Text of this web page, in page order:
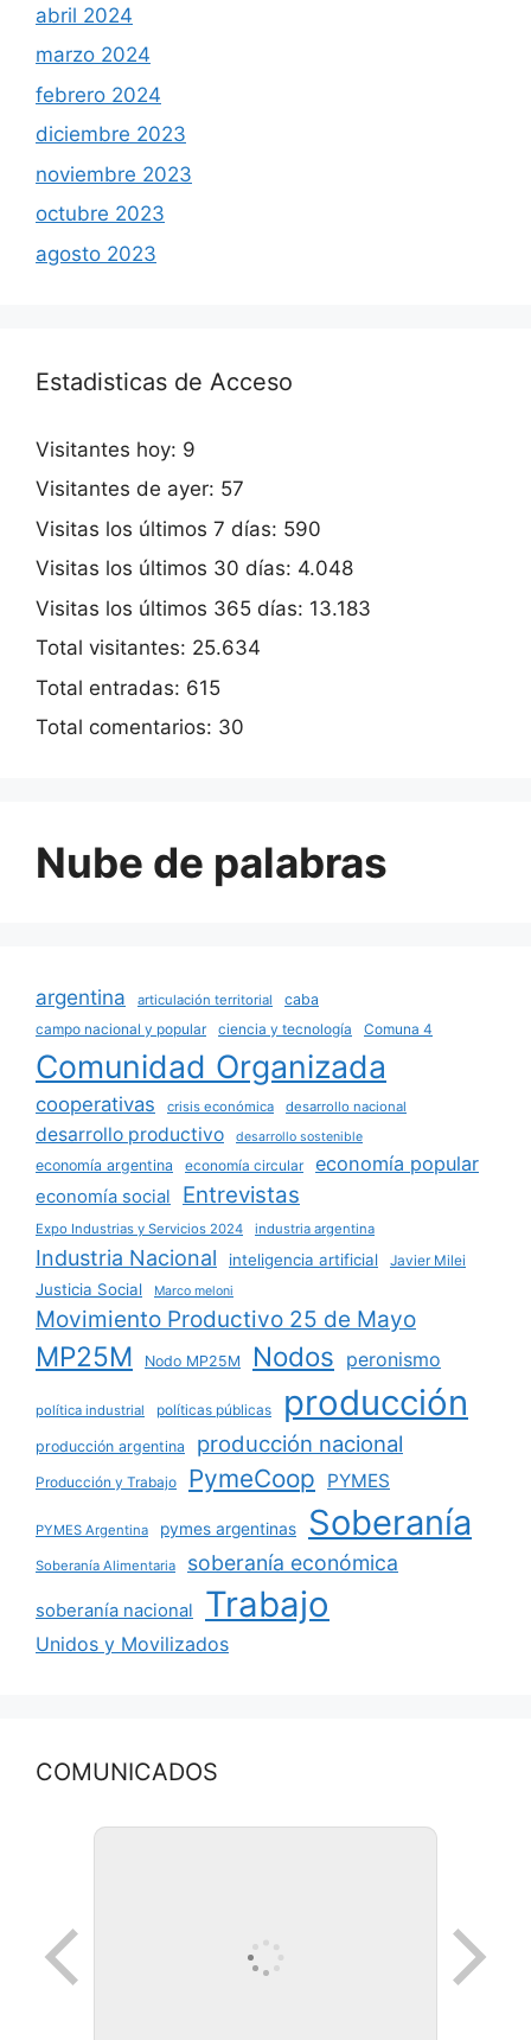
abril 2024
marzo 2024
febrero 2024
diciembre 2023
noviembre 2023
octubre 2023
agosto 2023
Estadisticas de Acceso
Visitantes hoy: 9
Visitantes de ayer: 57
Visitas los últimos 7 días: 590
Visitas los últimos 30 días: 4.048
Visitas los últimos 365 días: 13.183
Total visitantes: 25.634
Total entradas: 615
Total comentarios: 30
Nube de palabras
argentina articulación territorial
caba
campo nacional y popular
ciencia y tecnología Comuna 4
Comunidad Organizada
cooperativas crisis económica desarrollo nacional
desarrollo productivo desarrollo sostenible
economía argentina economía circular economía popular
economía social Entrevistas
Expo Industrias y Servicios 2024 industria argentina
Industria Nacional inteligencia artificial Javier Milei
Justicia Social Marco meloni
Movimiento Productivo 25 de Mayo
MP25M Nodo MP25M Nodos peronismo
política industrial políticas públicas producción
producción argentina producción nacional
Producción y Trabajo PymeCoop PYMES
PYMES Argentina pymes argentinas Soberanía
Soberanía Alimentaria soberanía económica
soberanía nacional Trabajo
Unidos y Movilizados
COMUNICADOS